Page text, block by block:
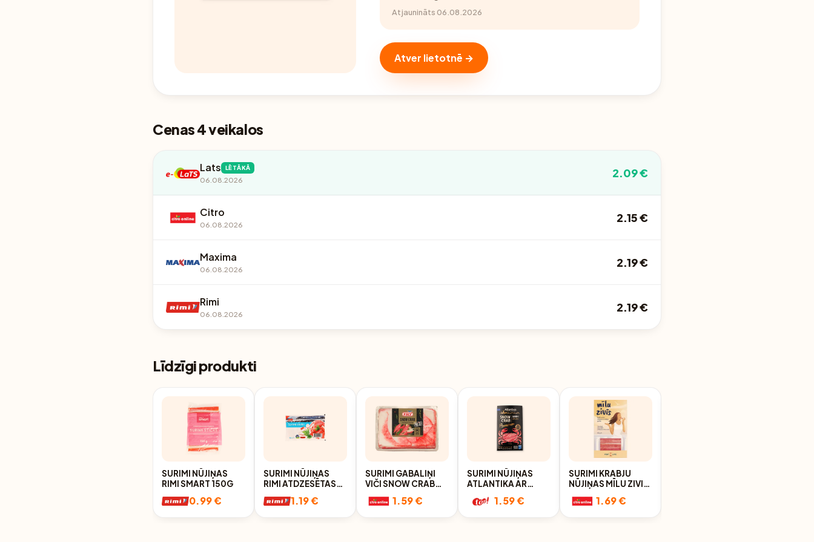
Atjaunināts 06.08.2026
Atver lietotnē →
Cenas 4 veikalos
Lats LĒTĀKĀ
06.08.2026
2.09 €
Citro
06.08.2026
2.15 €
Maxima
06.08.2026
2.19 €
Rimi
06.08.2026
2.19 €
Līdzīgi produkti
SURIMI NŪJIŅAS
RIMI SMART 150G
0.99 €
SURIMI NŪJIŅAS
RIMI ATDZESĒTAS
1.19 €
SURIMI GABALIŅI
VIČI SNOW CRAB
1.59 €
SURIMI NŪJIŅAS
ATLANTIKA AR
GARŠU 150G
1.59 €
SURIMI KRABJU
NŪJIŅAS MĪLU ZIVIS
1.69 €